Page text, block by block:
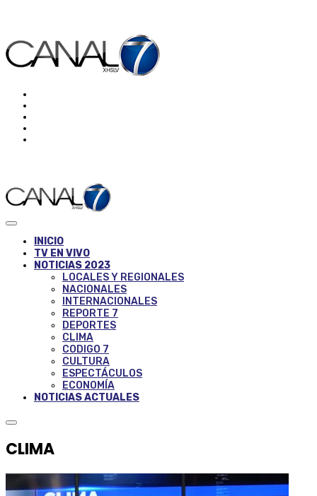
INICIO
TV EN VIVO
NOTICIAS 2023
LOCALES Y REGIONALES
NACIONALES
INTERNACIONALES
REPORTE 7
DEPORTES
CLIMA
CODIGO 7
CULTURA
ESPECTÁCULOS
ECONOMÍA
NOTICIAS ACTUALES
CLIMA